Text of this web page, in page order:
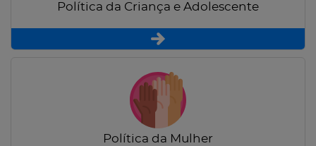
Política da Criança e Adolescente
Política da Mulher